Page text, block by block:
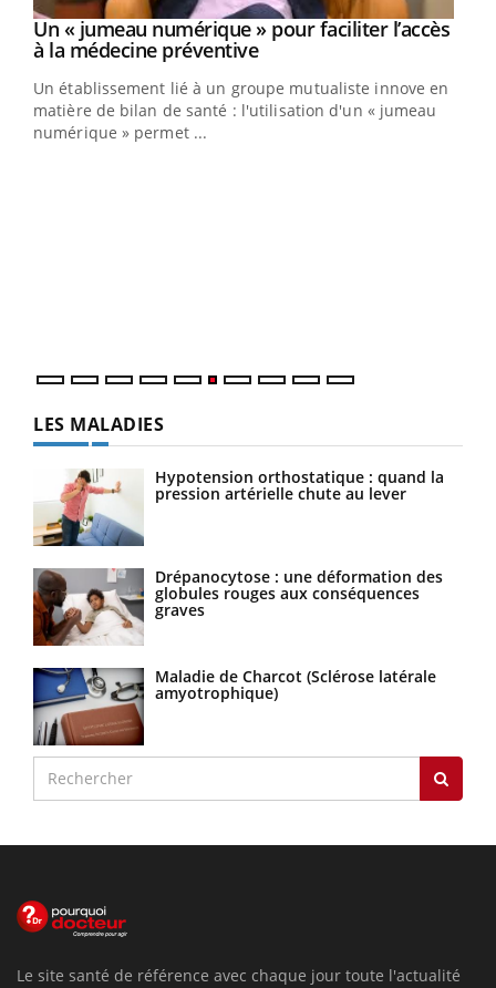
Youtube
Un « jumeau numérique » pour faciliter l’accès
à la médecine préventiveYoutube
Un établissement lié à un groupe mutualiste innove en
matière de bilan de santé : l'utilisation d'un « jumeau
numérique » permet ...
LES MALADIES
Hypotension orthostatique : quand la
pression artérielle chute au lever
Drépanocytose : une déformation des
globules rouges aux conséquences
graves
Maladie de Charcot (Sclérose latérale
amyotrophique)
Le site santé de référence avec chaque jour toute l'actualité